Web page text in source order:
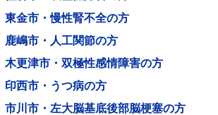
金市・慢性腎不全の方
嶋市・人工関節の方
更津市・双極性感情障害の方
西市・うつ病の方
川市・左大脳基底後部脳梗塞の方